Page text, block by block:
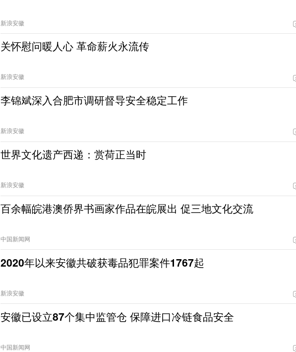
新浪安徽
关怀慰问暖人心 革命薪火永流传
新浪安徽
李锦斌深入合肥市调研督导安全稳定工作
新浪安徽
世界文化遗产西递：赏荷正当时
新浪安徽
百余幅皖港澳侨界书画家作品在皖展出 促三地文化交流
中国新闻网
2020年以来安徽共破获毒品犯罪案件1767起
新浪安徽
安徽已设立87个集中监管仓 保障进口冷链食品安全
中国新闻网